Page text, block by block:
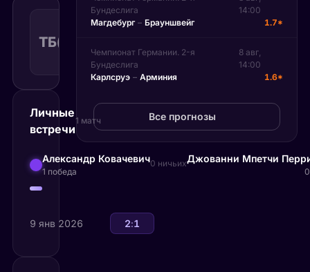
ТБ(25.50)
Тотал
больше
Рекомендуемая
ставка
Личные
встречи
1 матч
Александр Ковачевич
1 победа
0 ничьихДжованни Мпетчи
9 янв 2026 Александр Ковачевич
2:1
Бундеслига
14:00
Магдебург – Брауншвейг 1.7*
Чемпионат Германии. 2-я
Бундеслига
8 авг,
14:00
Карлсруэ – Арминия 1.6*
Все прогнозы